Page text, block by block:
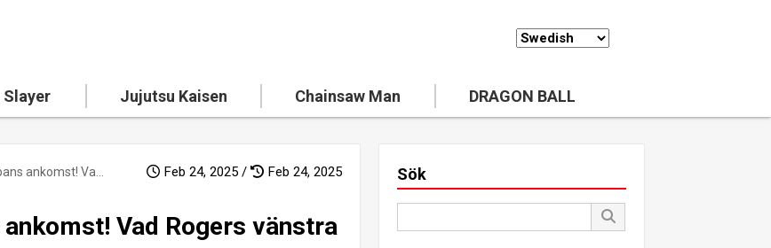
Slayer Jujutsu Kaisen Chainsaw Man DRAGON BALL
Feb 24, 2025 / Feb 24, 2025
Vad Rogers vänstra
Sök